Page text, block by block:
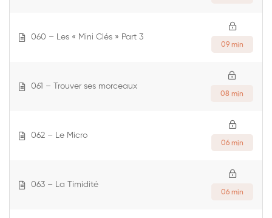
060 – Les « Mini Clés » Part 3
09 min
061 – Trouver ses morceaux
08 min
062 – Le Micro
06 min
063 – La Timidité
06 min